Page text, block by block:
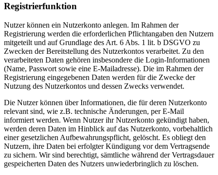
Registrierfunktion
Nutzer können ein Nutzerkonto anlegen. Im Rahmen der
Registrierung werden die erforderlichen Pflichtangaben den Nutzern
mitgeteilt und auf Grundlage des Art. 6 Abs. 1 lit. b DSGVO zu
Zwecken der Bereitstellung des Nutzerkontos verarbeitet. Zu den
verarbeiteten Daten gehören insbesondere die Login-Informationen
(Name, Passwort sowie eine E-Mailadresse). Die im Rahmen der
Registrierung eingegebenen Daten werden für die Zwecke der
Nutzung des Nutzerkontos und dessen Zwecks verwendet.
Die Nutzer können über Informationen, die für deren Nutzerkonto
relevant sind, wie z.B. technische Änderungen, per E-Mail
informiert werden. Wenn Nutzer ihr Nutzerkonto gekündigt haben,
werden deren Daten im Hinblick auf das Nutzerkonto, vorbehaltlich
einer gesetzlichen Aufbewahrungspflicht, gelöscht. Es obliegt den
Nutzern, ihre Daten bei erfolgter Kündigung vor dem Vertragsende
zu sichern. Wir sind berechtigt, sämtliche während der Vertragsdauer
gespeicherten Daten des Nutzers unwiederbringlich zu löschen.